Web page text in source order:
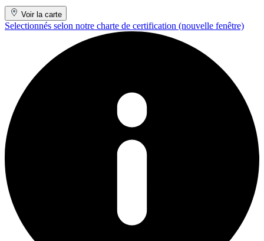
Voir la carte
Selectionnés selon notre charte de certification (nouvelle fenêtre)